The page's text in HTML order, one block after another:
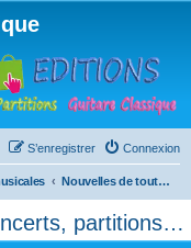
Connexion
S’enregistrer
Nouvelles de toutes sortes, concerts, partitions…
partitions…